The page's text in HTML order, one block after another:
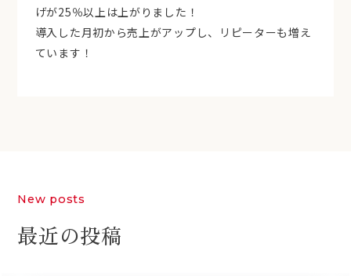
げが25％以上は上がりました！
導入した月初から売上がアップし、リピーターも増え
ています！
New posts
最近の投稿